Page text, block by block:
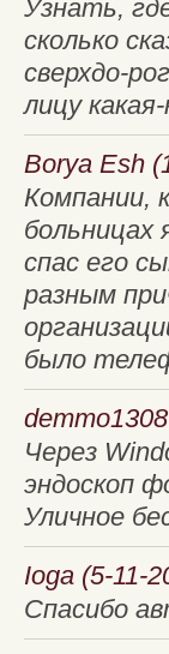
Узнать,
сколько
сверхдо-
лицу
Borya Esh
Компании,
больницах
спас его
разным
было
Через
эндоскоп
Уличное
Ioga (5-11-
Спасибо